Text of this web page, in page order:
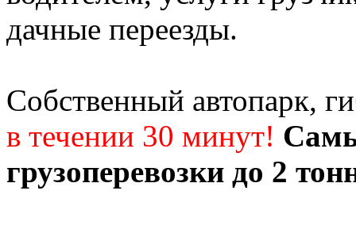
дачные переезды.
Собственный автопарк,
в течении 30 минут!
грузоперевозки до 2